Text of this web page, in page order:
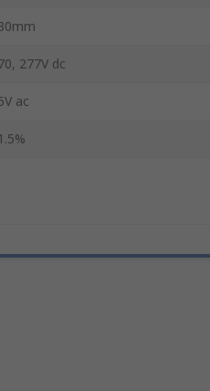
277V dc
ac